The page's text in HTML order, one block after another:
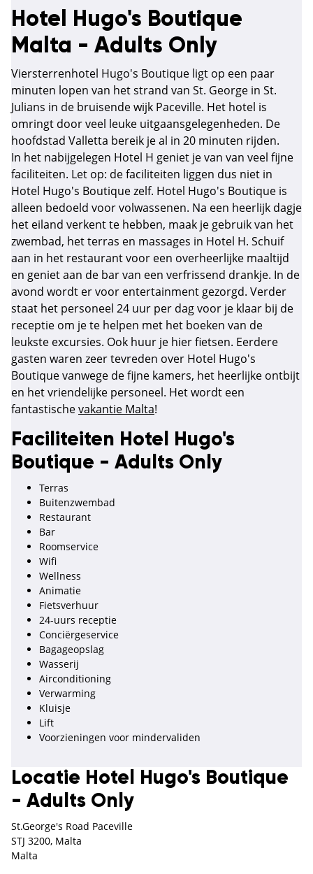
Hotel Hugo's Boutique
Malta - Adults Only
Viersterrenhotel Hugo's Boutique ligt op een paar
minuten lopen van het strand van St. George in St.
Julians in de bruisende wijk Paceville. Het hotel is
omringt door veel leuke uitgaansgelegenheden. De
hoofdstad Valletta bereik je al in 20 minuten rijden.
In het nabijgelegen Hotel H geniet je van van veel fijne
faciliteiten. Let op: de faciliteiten liggen dus niet in
Hotel Hugo's Boutique zelf. Hotel Hugo's Boutique is
alleen bedoeld voor volwassenen. Na een heerlijk dagje
het eiland verkent te hebben, maak je gebruik van het
zwembad, het terras en massages in Hotel H. Schuif
aan in het restaurant voor een overheerlijke maaltijd
en geniet aan de bar van een verfrissend drankje. In de
avond wordt er voor entertainment gezorgd. Verder
staat het personeel 24 uur per dag voor je klaar bij de
receptie om je te helpen met het boeken van de
leukste excursies. Ook huur je hier fietsen. Eerdere
gasten waren zeer tevreden over Hotel Hugo's
Boutique vanwege de fijne kamers, het heerlijke ontbijt
en het vriendelijke personeel. Het wordt een
fantastischevakantie Malta!
Faciliteiten Hotel Hugo's
Boutique - Adults Only
Terras
Buitenzwembad
Restaurant
Bar
Roomservice
Wifi
Wellness
Animatie
Fietsverhuur
24-uurs receptie
Conciërgeservice
Bagageopslag
Wasserij
Airconditioning
Verwarming
Kluisje
Lift
Voorzieningen voor mindervaliden
Locatie Hotel Hugo's Boutique
- Adults Only
St.George's Road Paceville
STJ 3200, Malta
Malta